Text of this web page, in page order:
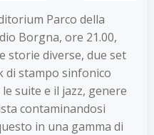
Parco della
Borgna, ore 21.00,
storie diverse, due set
di stampo sinfonico
suite e il jazz, genere
contaminandosi
in una gamma di